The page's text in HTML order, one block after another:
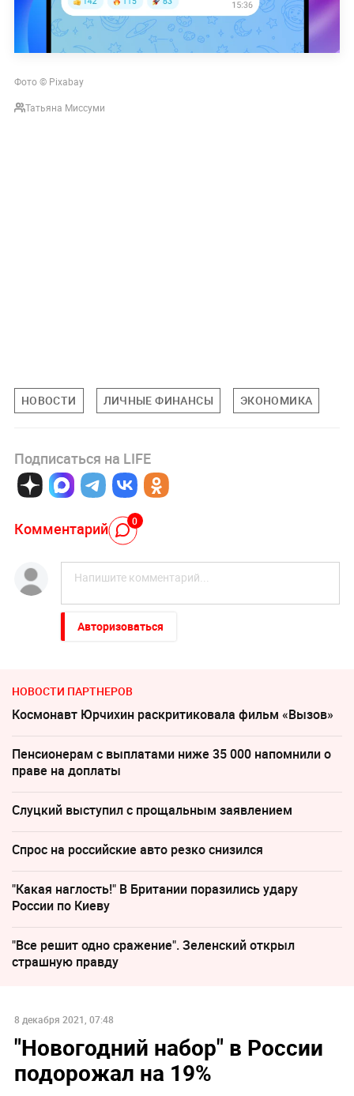
Фото © Pixabay
Татьяна Миссуми
НОВОСТИ ЛИЧНЫЕ ФИНАНСЫ ЭКОНОМИКА
Подписаться на LIFE
Комментарий 0
Авторизоваться
НОВОСТИ ПАРТНЕРОВ
Космонавт Юрчихин раскритиковала фильм «Вызов»
Пенсионерам с выплатами ниже 35 000 напомнили о
праве на доплаты
Слуцкий выступил с прощальным заявлением
Спрос на российские авто резко снизился
"Какая наглость!" В Британии поразились удару
России по Киеву
"Все решит одно сражение". Зеленский открыл
страшную правду
8 декабря 2021, 07:48
"Новогодний набор" в России
подорожал на 19%